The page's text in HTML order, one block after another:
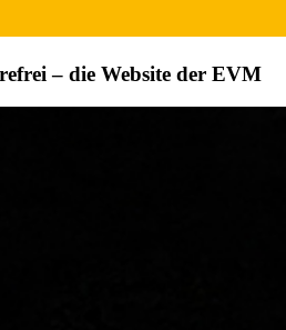
– die Website der EVM